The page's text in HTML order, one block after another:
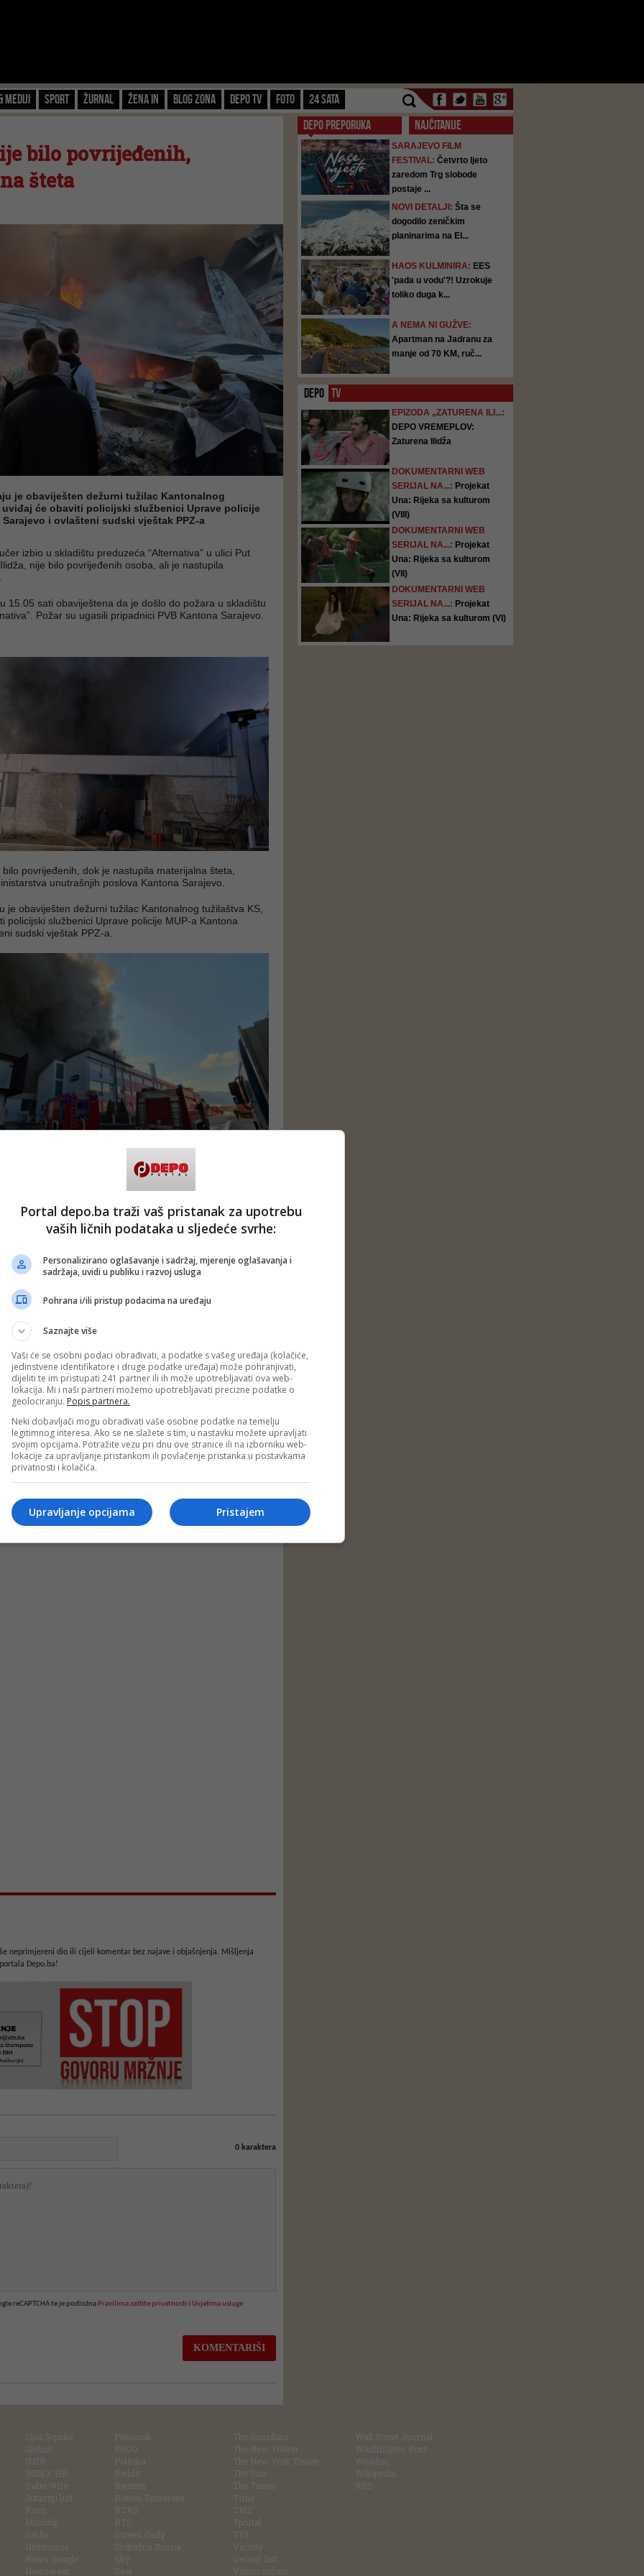
Mediji Sport Žurnal Žena IN Blog zona Depo TV FOTO 24 SATA
bilo povrijeđenih,
šteta
je obaviješten dežurni tužilac Kantonalnog
uviđaj će obaviti policijski službenici Uprave policije
Sarajevo i ovlašteni sudski vještak PPZ-a
izbio u skladištu preduzeća “Alternativa” u ulici Put
nije bilo povrijeđenih osoba, ali je nastupila
15.05 sati obaviještena da je došlo do požara u skladištu
Požar su ugasili pripadnici PVB Kantona Sarajevo.
povrijeđenih, dok je nastupila materijalna šteta,
unutrašnjih poslova Kantona Sarajevo.
je obaviješten dežurni tužilac Kantonalnog tužilaštva KS,
policijski službenici Uprave policije MUP-a Kantona
sudski vještak PPZ-a.
nastavljaju rad na dokumentovanju navedenog
društvenih mrežaTwitteriFacebook
neprimjereni dio ili cijeli komentar bez najave i objašnjenja. Mišljenja
Depo.ba!
0karaktera
reCAPTCHA te je podložna Pravilima zaštite privatnostii Uvjetima usluge
DEPO PREPORUKA NAJČITANIJE
SARAJEVO FILM
FESTIVAL: Četvrto ljeto
zaredom Trg slobode
postaje ...
NOVI DETALJI: Šta se
dogodilo zeničkim
planinarima na El...
HAOS KULMINIRA: EES
'pada u vodu'?! Uzrokuje
toliko duga k...
A NEMA NI GUŽVE:
Apartman na Jadranu za
manje od 70 KM, ruč...
DEPO TV
EPIZODA „ZATURENA ILI...:
DEPO VREMEPLOV:
Zaturena Ilidža
DOKUMENTARNI WEB
SERIJAL NA...: Projekat
Una: Rijeka sa kulturom
(VIII)
DOKUMENTARNI WEB
SERIJAL NA...: Projekat
Una: Rijeka sa kulturom
(VII)
DOKUMENTARNI WEB
SERIJAL NA...: Projekat
Una: Rijeka sa kulturom (VI)
Glas Srpske
Globus
IMDb
INDEX.HR
Indie Wire
Jutarnji list
Kurir
Miniclip
net.hr
Nezavisne
News Google
Newsweek
Pešćanik
POGO
Politika
Reddit
Reuters
Rotten Tomatoes
RTRS
RTS
Screen Daily
Slobodna Bosna
Sky
Svet
The Guardian
The New Yorker
The New York Times
The Sun
The Times
Time
TMZ
Tportal
TV1
Variety
Večenji list
Vijesti online
Wall Street Journal
Washington Post
Weather
Wikipedia
RSS
Portal depo.ba traži vaš pristanak za upotrebu
vaših ličnih podataka u sljedeće svrhe:
Personalizirano oglašavanje i sadržaj, mjerenje oglašavanja i
sadržaja, uvidi u publiku i razvoj usluga
Pohrana i/ili pristup podacima na uređaju
Saznajte više
Vaši će se osobni podaci obrađivati, a podatke s vašeg uređaja (kolačiće,
jedinstvene identifikatore i druge podatke uređaja) može pohranjivati,
dijeliti te im pristupati 241 partner ili ih može upotrebljavati ova web-
lokacija. Mi i naši partneri možemo upotrebljavati precizne podatke o
geolociranju. Popis partnera.
Neki dobavljači mogu obrađivati vaše osobne podatke na temelju
legitimnog interesa. Ako se ne slažete s tim, u nastavku možete upravljati
svojim opcijama. Potražite vezu pri dnu ove stranice ili na izborniku web-
lokacije za upravljanje pristankom ili povlačenje pristanka u postavkama
privatnosti i kolačića.
Pristajem
Upravljanje opcijama